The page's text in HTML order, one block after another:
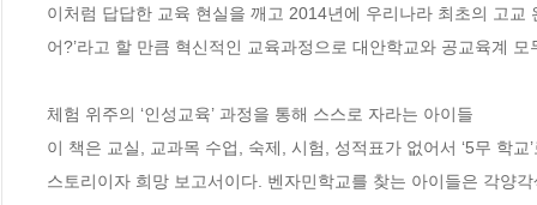
이처럼 답답한 교육 현실을 깨고 2014년에 우리나라 최초의 고
어?’라고 할 만큼 혁신적인 교육과정으로 대안학교와 공교육계
체험 위주의 ‘인성교육’ 과정을 통해 스스로 자라는 아이들
이 책은 교실, 교과목 수업, 숙제, 시험, 성적표가 없어서 ‘5무 학
스토리이자 희망 보고서이다. 벤자민학교를 찾는 아이들은 각양